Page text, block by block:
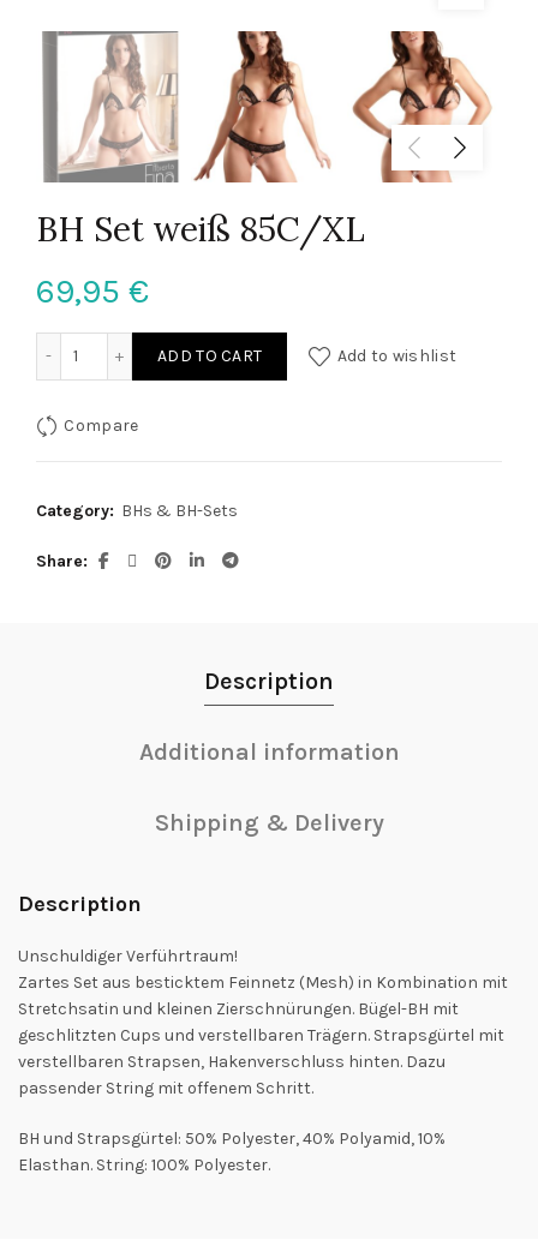
BH Set weiß 85C/XL
69,95 €
ADD TO CART Add to wishlist
Compare
Category: BHs & BH-Sets
Share
Description
Additional information
Shipping & Delivery
Description
Unschuldiger Verführtraum!
Zartes Set aus besticktem Feinnetz (Mesh) in Kombination mit
Stretchsatin und kleinen Zierschnürungen. Bügel-BH mit
geschlitzten Cups und verstellbaren Trägern. Strapsgürtel mit
verstellbaren Strapsen, Hakenverschluss hinten. Dazu
passender String mit offenem Schritt.
BH und Strapsgürtel: 50% Polyester, 40% Polyamid, 10%
Elasthan. String: 100% Polyester.